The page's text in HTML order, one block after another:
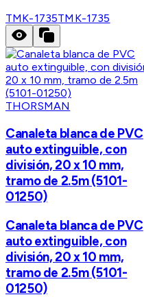
TMK-1735TMK-1735
THORSMAN
Canaleta blanca de PVC
auto extinguible, con
división, 20 x 10 mm,
tramo de 2.5m (5101-
01250)
Canaleta blanca de PVC
auto extinguible, con
división, 20 x 10 mm,
tramo de 2.5m (5101-
01250)